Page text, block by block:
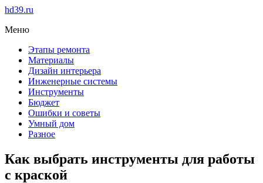
hd39.ru
Меню
Этапы ремонта
Материалы
Дизайн интерьера
Инженерные системы
Инструменты
Бюджет
Ошибки и советы
Умный дом
Разное
Как выбрать инструменты для работы
с краской